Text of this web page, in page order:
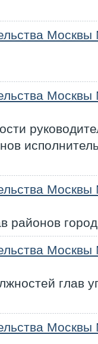
районов
глав